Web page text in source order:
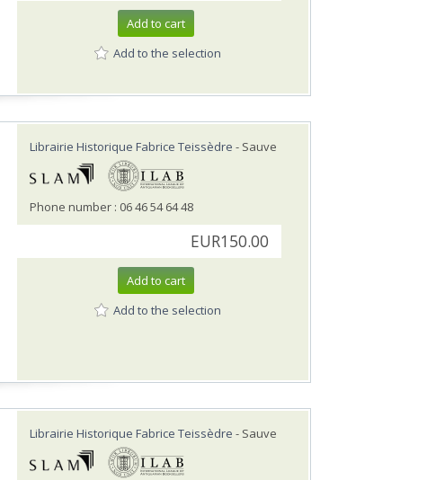
Add to cart
Add to the selection
Librairie Historique Fabrice Teissèdre - Sauve
Phone number : 06 46 54 64 48
EUR150.00
Add to cart
Add to the selection
Librairie Historique Fabrice Teissèdre - Sauve